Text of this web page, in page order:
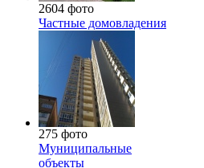
2604 фото
Частные домовладения
275 фото
Муниципальные
объекты